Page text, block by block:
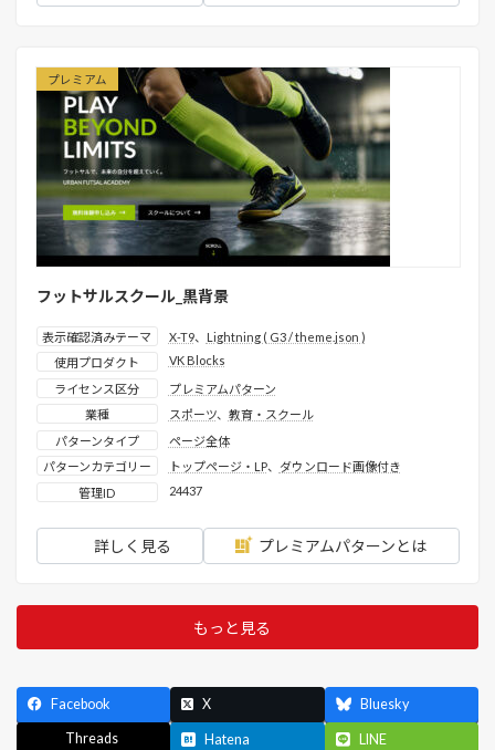
プレミアム
フットサルスクール_黒背景
表示確認済みテーマ X-T9、
Lightning ( G3 / theme.json )
使用プロダクト
VK Blocks
ライセンス区分
プレミアムパターン
業種
スポーツ、 教育・スクール
パターンタイプ
ページ全体
パターンカテゴリー
トップページ・LP、
ダウンロード画像付き
管理ID
24437
詳しく見る プレミアムパターンとは
もっと見る
Facebook X Bluesky
Threads Hatena LINE